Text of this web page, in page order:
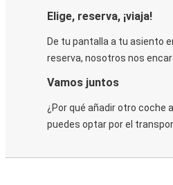
Elige, reserva, ¡viaja!
De tu pantalla a tu asiento
reserva, nosotros nos
Vamos juntos
¿Por qué añadir otro coche
puedes optar por el